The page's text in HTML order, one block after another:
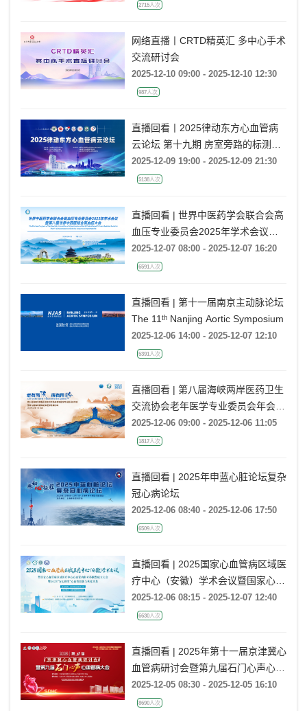
2715人次
网络直播丨CRTD精英汇 多中心手术
交流研讨会
2025-12-10 09:00 - 2025-12-10 12:30
987人次
直播回看丨2025律动东方心血管病
云论坛 第十九期 房室旁路的标测与
消融
2025-12-09 19:00 - 2025-12-09 21:30
5138人次
直播回看 | 世界中医药学会联合会高
血压专业委员会2025年学术会议暨
第八届世界中西医结合高血压大会
2025-12-07 08:00 - 2025-12-07 16:20
6591人次
直播回看 | 第十一届南京主动脉论坛
The 11ᵗʰ Nanjing Aortic Symposium
2025-12-06 14:00 - 2025-12-07 12:10
5391人次
直播回看 | 第八届海峡两岸医药卫生
交流协会老年医学专业委员会年会暨
第九届海峡两岸老年医学高峰论坛
2025-12-06 09:00 - 2025-12-06 11:05
1817人次
直播回看 | 2025年申蓝心脏论坛复杂
冠心病论坛
2025-12-06 08:40 - 2025-12-06 17:50
6509人次
直播回看 | 2025国家心血管病区域医
疗中心（安徽）学术会议暨国家心血
管病区域医疗中心心血管内科专科联
盟成立大会暨2025‘安心讲堂’心血管
2025-12-06 08:15 - 2025-12-07 12:40
6630人次
直播回看 | 2025年第十一届京津冀心
血管病研讨会暨第九届石门心声心血
管病大会
2025-12-05 08:30 - 2025-12-05 16:10
8690人次